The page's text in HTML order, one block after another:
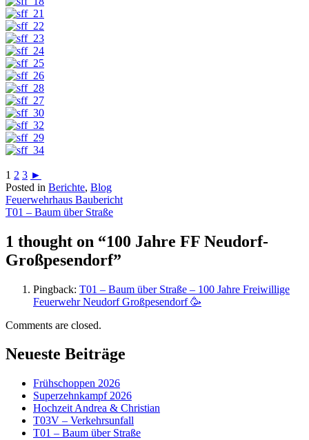
1 2 3 ►
Posted in Berichte, Blog
Beitragsnavigation
Feuerwehrhaus Baubericht
T01 – Baum über Straße
1 thought on “100 Jahre FF Neudorf-
Großpesendorf”
Pingback: T01 – Baum über Straße – 100 Jahre Freiwillige
Feuerwehr Neudorf Großpesendorf 🥳
Comments are closed.
Neueste Beiträge
Frühschoppen 2026
Superzehnkampf 2026
Hochzeit Andrea & Christian
T03V – Verkehrsunfall
T01 – Baum über Straße